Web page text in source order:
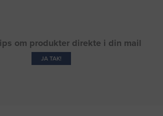
om produkter direkte i din mail
JA TAK!